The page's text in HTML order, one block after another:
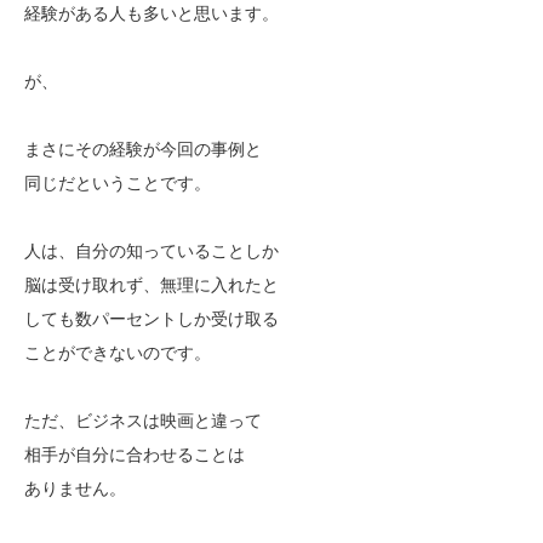
経験がある人も多いと思います。
が、
まさにその経験が今回の事例と
同じだということです。
人は、自分の知っていることしか
脳は受け取れず、無理に入れたと
しても数パーセントしか受け取る
ことができないのです。
ただ、ビジネスは映画と違って
相手が自分に合わせることは
ありません。